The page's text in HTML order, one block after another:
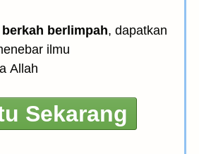
berlimpah, dapatkan
ilmu
Allah
Sekarang